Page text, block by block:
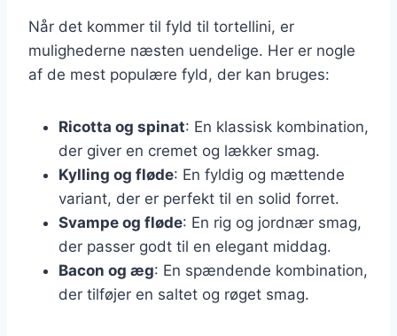
Når det kommer til fyld til tortellini, er
mulighederne næsten uendelige. Her er nogle
af de mest populære fyld, der kan bruges:
Ricotta og spinat: En klassisk kombination,
der giver en cremet og lækker smag.
Kylling og fløde: En fyldig og mættende
variant, der er perfekt til en solid forret.
Svampe og fløde: En rig og jordnær smag,
der passer godt til en elegant middag.
Bacon og æg: En spændende kombination,
der tilføjer en saltet og røget smag.